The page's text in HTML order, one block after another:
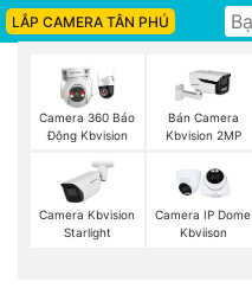
LẮP CAMERA TÂN PHÚ
Camera 360 Báo
Động Kbvision
Bán Camera
Kbvision 2MP
Camera Kbvision
Starlight
Camera IP Dome
Kbviison